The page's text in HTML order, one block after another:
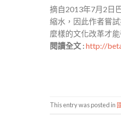
摘自2013年7月2日
縮水，因此作者嘗
麼樣的文化改革才
閱讀全文 :http://
This entry was posted in